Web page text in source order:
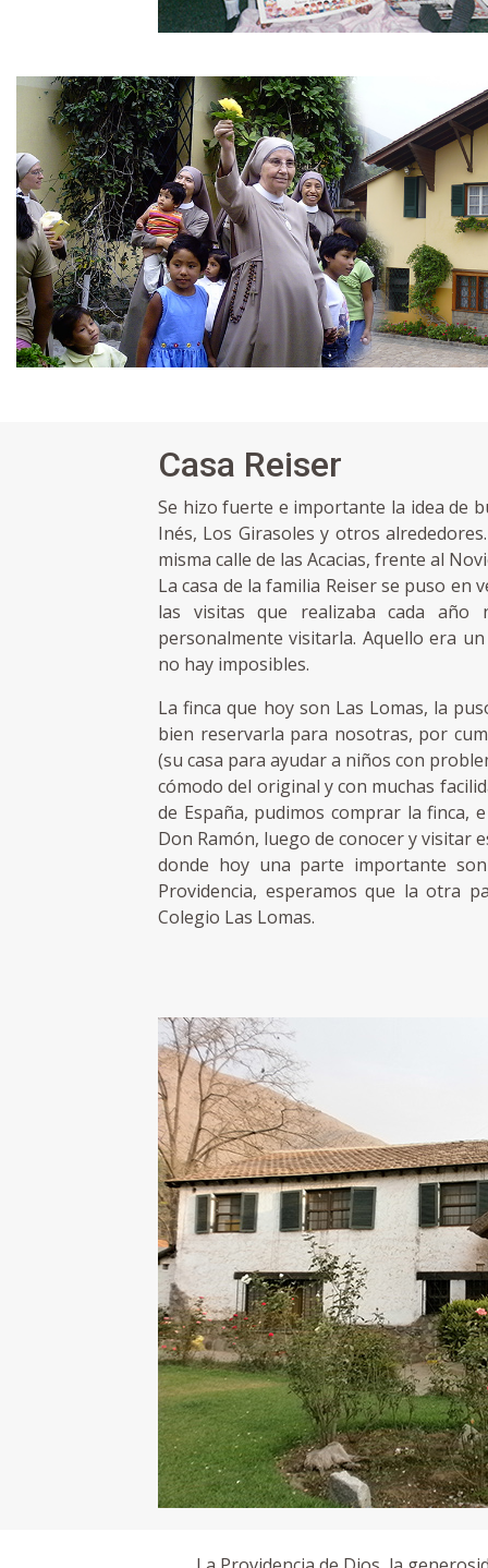
Casa Reiser
Se hizo fuerte e importante la idea de
Inés, Los Girasoles y otros
misma calle de las Acacias, frente al
La casa de la familia Reiser se puso en
las visitas que realizaba cada
personalmente visitarla. Aquello era
no hay imposibles.
La finca que hoy son Las Lomas, la
bien reservarla para nosotras, por
(su casa para ayudar a niños con
cómodo del original y con muchas
de España, pudimos comprar la finca,
Don Ramón, luego de conocer y visitar
donde hoy una parte importante
Providencia, esperamos que la otra
Colegio Las Lomas.